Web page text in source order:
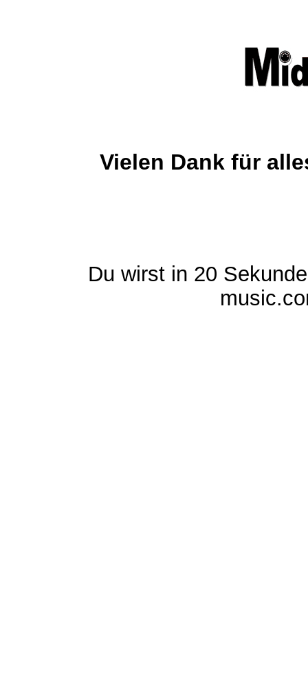
Vielen Dank für
Du wirst in 20